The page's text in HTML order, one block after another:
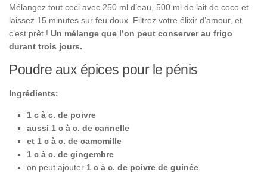
Mélangez tout ceci avec 250 ml d’eau, 500 ml de lait de coco et
laissez 15 minutes sur feu doux. Filtrez votre élixir d’amour, et
c’est prêt ! Un mélange que l’on peut conserver au frigo
durant trois jours.
Poudre aux épices pour le pénis
Ingrédients:
1 c à c. de poivre
aussi 1 c à c. de cannelle
et 1 c à c. de camomille
1 c à c. de gingembre
on peut ajouter 1 c à c. de poivre de guinée